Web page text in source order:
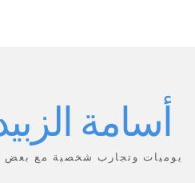
أسامة
يوميات وتجارب شخصية مع بعض